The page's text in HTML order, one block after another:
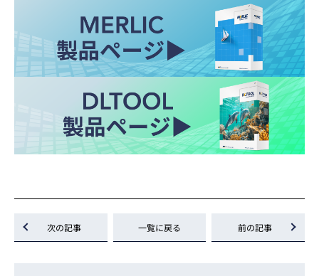
次の記事 一覧に戻る 前の記事